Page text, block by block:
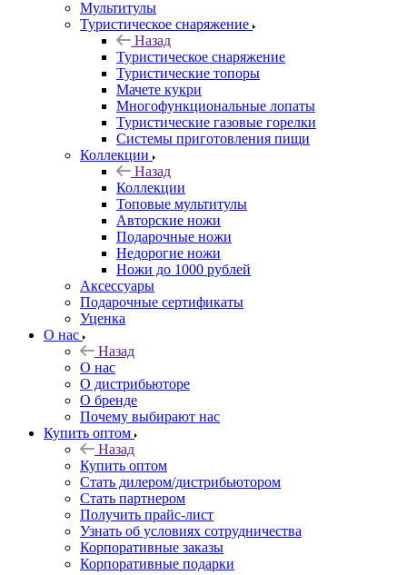
Мультитулы
Туристическое снаряжение
Назад
Туристическое снаряжение
Туристические топоры
Мачете кукри
Многофункциональные лопаты
Туристические газовые горелки
Системы приготовления пищи
Коллекции
Назад
Коллекции
Топовые мультитулы
Авторские ножи
Подарочные ножи
Недорогие ножи
Ножи до 1000 рублей
Аксессуары
Подарочные сертификаты
Уценка
О нас
Назад
О нас
О дистрибьюторе
О бренде
Почему выбирают нас
Купить оптом
Назад
Купить оптом
Стать дилером/дистрибьютором
Стать партнером
Получить прайс-лист
Узнать об условиях сотрудничества
Корпоративные заказы
Корпоративные подарки